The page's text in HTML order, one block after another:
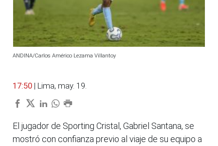
ANDINA/Carlos Américo Lezama Villantoy
17:50 | Lima, may. 19.
El jugador de Sporting Cristal, Gabriel Santana, se
mostró con confianza previo al viaje de su equipo a